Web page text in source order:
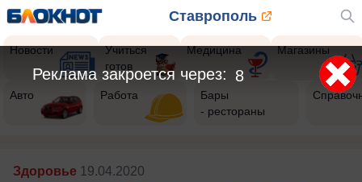
Ставрополь
Новости
Учиться
готов
Медицина Магазины
Авто Работа
Бары
- рестораны
Здоровье 19.04.2020
5
Реклама закроется через: